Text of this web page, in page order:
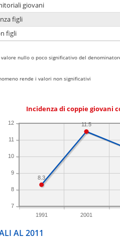
giovani
figli
figli
nullo o poco significativo del
rende i valori non significativi
Incidenza di coppie giovani
1991 2001
7
8
9
10
11
12 11.5
8.3
AL 2011